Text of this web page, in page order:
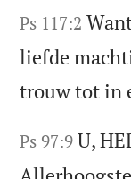
Ps 117:2
liefde
trouw tot in
Ps 97:9 U,